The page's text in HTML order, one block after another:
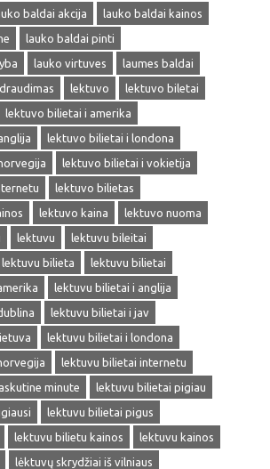
baldai akcija
lauko baldai kainos
lauko baldai pinti
lauko virtuves
laumes baldai
lektuvo
lektuvo biletai
lektuvo bilietai i amerika
lektuvo bilietai i londona
lektuvo bilietai i vokietija
lektuvo bilietas
lektuvo kaina
lektuvo nuoma
lektuvu
lektuvu bileitai
lektuvu bilieta
lektuvu bilietai
lektuvu bilietai i anglija
lektuvu bilietai i jav
lektuvu bilietai i londona
lektuvu bilietai internetu
minute
lektuvu bilietai pigiau
lektuvu bilietai pigus
lektuvu bilietu kainos
lektuvu kainos
lėktuvų skrydžiai iš vilniaus